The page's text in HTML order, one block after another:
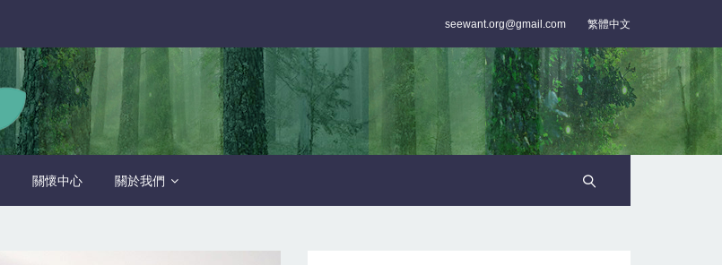
seewant.org@gmail.com 繁體中文
關懷中心 關於我們